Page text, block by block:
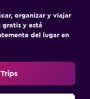
organizar y viajar
gratis y está
del lugar en